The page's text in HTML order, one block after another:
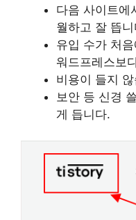
다음 사이트에
월하고 잘 뜹
유입 수가 처
워드프레스보
비용이 들지
보안 등 신경
게 듭니다.